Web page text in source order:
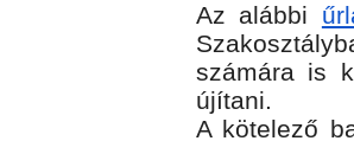
Az alábbi
számára is
újítani.
​A kötelező